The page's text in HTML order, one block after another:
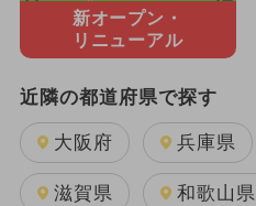
新オープン・
リニューアル
近隣の都道府県で探す
大阪府 兵庫県
滋賀県 和歌山県